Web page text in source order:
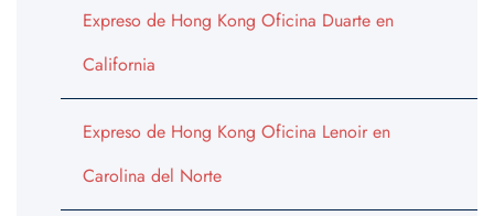
Expreso de Hong Kong Oficina Duarte en
California
Expreso de Hong Kong Oficina Lenoir en
Carolina del Norte